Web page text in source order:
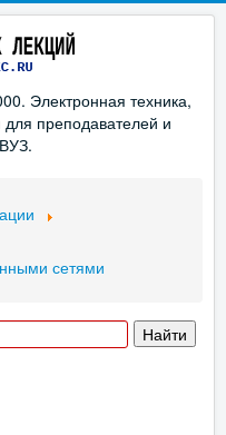
Электронная техника,
для преподавателей и
сетями